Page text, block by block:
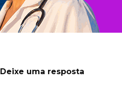
Deixe uma resposta